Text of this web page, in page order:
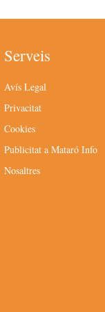
Serveis
Avís Legal
Privacitat
Cookies
Publicitat a Mataró Info
Nosaltres